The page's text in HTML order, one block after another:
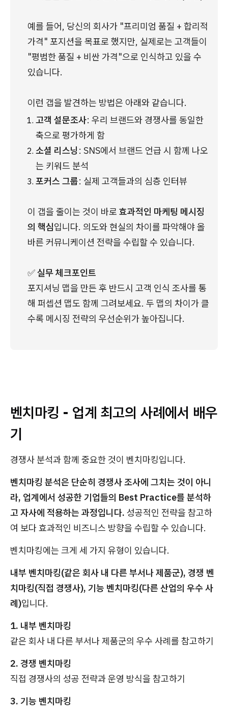
예를 들어, 당신의 회사가 "프리미엄 품질 + 합리적
가격" 포지션을 목표로 했지만, 실제로는 고객들이
"평범한 품질 + 비싼 가격"으로 인식하고 있을 수
있습니다.
이런 갭을 발견하는 방법은 아래와 같습니다.
고객 설문조사: 우리 브랜드와 경쟁사를 동일한
축으로 평가하게 함
소셜 리스닝 : SNS에서 브랜드 언급 시 함께 나오
는 키워드 분석
포커스 그룹: 실제 고객들과의 심층 인터뷰
이 갭을 줄이는 것이 바로 효과적인 마케팅 메시징
의 핵심입니다. 의도와 현실의 차이를 파악해야 올
바른 커뮤니케이션 전략을 수립할 수 있습니다.
✅ 실무 체크포인트
포지셔닝 맵을 만든 후 반드시 고객 인식 조사를 통
해 퍼셉션 맵도 함께 그려보세요. 두 맵의 차이가 클
수록 메시징 전략의 우선순위가 높아집니다.
벤치마킹 - 업계 최고의 사례에서 배우
기
경쟁사 분석과 함께 중요한 것이 벤치마킹입니다.
벤치마킹 분석은 단순히 경쟁사 조사에 그치는 것이 아니
라, 업계에서 성공한 기업들의 Best Practice를 분석하
고 자사에 적용하는 과정입니다. 성공적인 전략을 참고하
여 보다 효과적인 비즈니스 방향을 수립할 수 있습니다.
벤치마킹에는 크게 세 가지 유형이 있습니다.
내부 벤치마킹(같은 회사 내 다른 부서나 제품군), 경쟁 벤
치마킹(직접 경쟁사), 기능 벤치마킹(다른 산업의 우수 사
례)입니다.
1. 내부 벤치마킹
같은 회사 내 다른 부서나 제품군의 우수 사례를 참고하기
2. 경쟁 벤치마킹
직접 경쟁사의 성공 전략과 운영 방식을 참고하기
3. 기능 벤치마킹